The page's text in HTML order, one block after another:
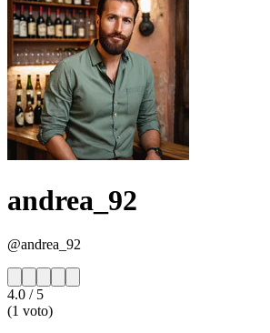
andrea_92
@andrea_92
4.0 / 5
(1 voto)